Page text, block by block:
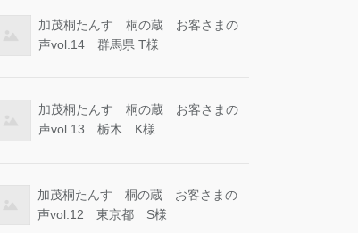
加茂桐たんす 桐の蔵 お客さまの
声vol.14 群馬県 T様
加茂桐たんす 桐の蔵 お客さまの
声vol.13 栃木 K様
加茂桐たんす 桐の蔵 お客さまの
声vol.12 東京都 S様